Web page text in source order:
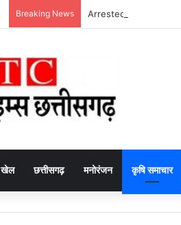
Breaking News Arrested fake online
खेल छत्तीसगढ़ मनोरंजन कृषि समाचार